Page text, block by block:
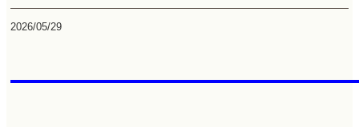
2026/05/29